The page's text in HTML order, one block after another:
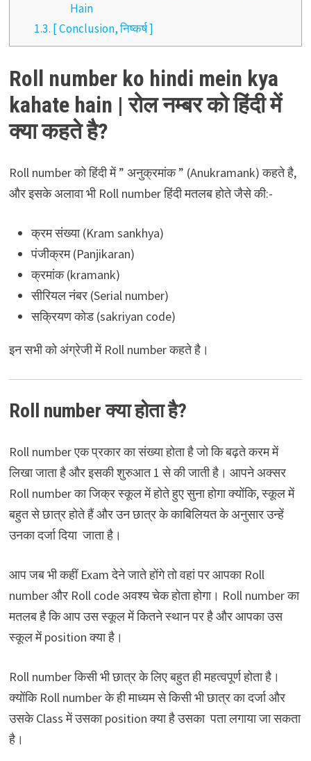
Hain
1.3. [ Conclusion, निष्कर्ष ]
Roll number ko hindi mein kya
kahate hain | रोल नम्बर को हिंदी में
क्या कहते है?
Roll number को हिंदी में ” अनुक्रमांक ” (Anukramank) कहते है,
और इसके अलावा भी Roll number हिंदी मतलब होते जैसे की:-
क्रम संख्या (Kram sankhya)
पंजीक्रम (Panjikaran)
क्रमांक (kramank)
सीरियल नंबर (Serial number)
सक्रियण कोड (sakriyan code)
इन सभी को अंग्रेजी में Roll number कहते है।
Roll number क्या होता है?
Roll number एक प्रकार का संख्या होता है जो कि बढ़ते करम में
लिखा जाता है और इसकी शुरुआत 1 से की जाती है। आपने अक्सर
Roll number का जिक्र स्कूल में होते हुए सुना होगा क्योंकि, स्कूल में
बहुत से छात्र होते हैं और उन छात्र के काबिलियत के अनुसार उन्हें
उनका दर्जा दिया जाता है।
आप जब भी कहीं Exam देने जाते होंगे तो वहां पर आपका Roll
number और Roll code अवश्य चेक होता होगा। Roll number का
मतलब है कि आप उस स्कूल में कितने स्थान पर है और आपका उस
स्कूल में position क्या है।
Roll number किसी भी छात्र के लिए बहुत ही महत्वपूर्ण होता है।
क्योंकि Roll number के ही माध्यम से किसी भी छात्र का दर्जा और
उसके Class में उसका position क्या है उसका पता लगाया जा सकता
है।